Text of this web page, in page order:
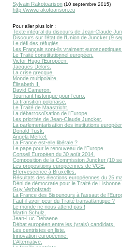
Sylvain Rakotoarison (10 septembre 2015)
http://www.rakotoarison.eu
Pour aller plus loin :
Texte intégral du discours de Jean-Claude
Discours sur l'état de l'Union de Juncker (9
Le défi des réfugiés.
Les Français sont-ils vraiment
Le Traité constitutionnel européen.
Victor Hugo l’Européen.
Jacques Delors.
La crise grecque.
Monde multipolaire.
Élisabeth II.
David Cameron.
Tournant historique pour l’euro.
La transition polonaise.
Le Traité de Maastricht.
La débarrosoïsation de l’Europe.
Les priorités de Jean-Claude Juncker.
La parlementarisation des institutions
Donald Tusk.
Angela Merkel.
La France est-elle libérale ?
Le pape pour le renouveau de l'Europe.
Conseil Européen du 30 août 2014.
Composition de la Commission Juncker (10
Les propositions européennes de VGE.
Effervescence à Bruxelles.
Résultats des élections européennes du 25
Déni de démocratie pour le Traité de Lisbonne
Guy Verhofstadt
La France des Bisounours à l'assaut de
Faut-il avoir peur du Traité transatlantique ?
Le monde ne nous attend pas !
Martin Schulz.
Jean-Luc Dehaene.
Débat européen entre les (vrais) candidats.
Les centristes en liste.
Innovation européenne.
L’Alternative.